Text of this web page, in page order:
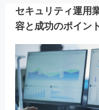
セキュリティ運用
容と成功のポイン